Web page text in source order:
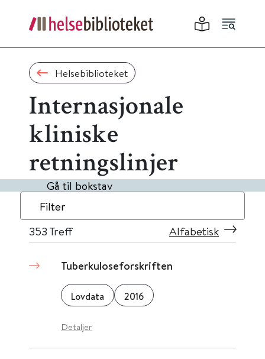
Helsebiblioteket
Internasjonale
kliniske
retningslinjer
Gå til bokstav
Filter
353 Treff Alfabetisk
Tuberkuloseforskriften
Lovdata 2016
Detaljer